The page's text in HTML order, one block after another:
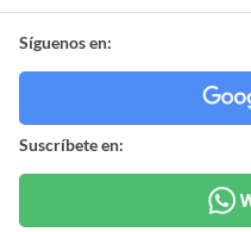
Síguenos en:
Suscríbete en: